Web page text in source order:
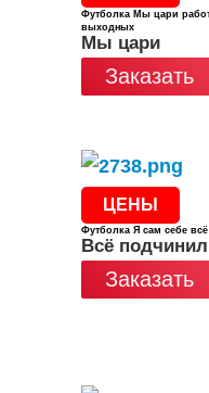
Футболка Мы цари
выходных
Мы цари
Заказать
ЦЕНЫ
Футболка Я сам себе
Всё подчинил
Заказать